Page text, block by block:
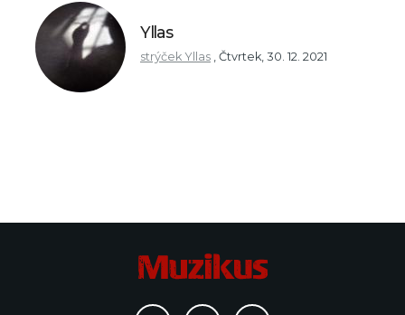
Yllas
strýček Yllas , Čtvrtek, 30. 12. 2021